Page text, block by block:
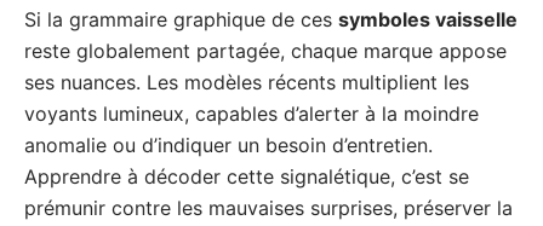
Si la grammaire graphique de ces symboles vaisselle
reste globalement partagée, chaque marque appose
ses nuances. Les modèles récents multiplient les
voyants lumineux, capables d’alerter à la moindre
anomalie ou d’indiquer un besoin d’entretien.
Apprendre à décoder cette signalétique, c’est se
prémunir contre les mauvaises surprises, préserver la